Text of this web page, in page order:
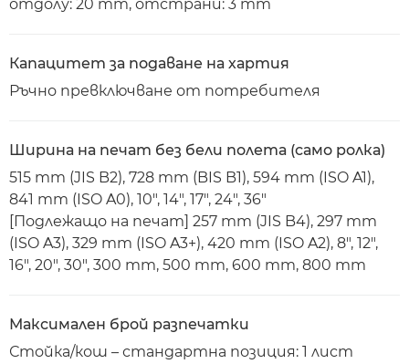
отдолу: 20 mm, отстрани: 3 mm
Капацитет за подаване на хартия
Ръчно превключване от потребителя
Ширина на печат без бели полета (само ролка)
515 mm (JIS B2), 728 mm (BIS B1), 594 mm (ISO A1),
841 mm (ISO A0), 10", 14", 17", 24", 36"
[Подлежащо на печат] 257 mm (JIS B4), 297 mm
(ISO A3), 329 mm (ISO A3+), 420 mm (ISO A2), 8", 12",
16", 20", 30", 300 mm, 500 mm, 600 mm, 800 mm
Максимален брой разпечатки
Стойка/кош – стандартна позиция: 1 лист